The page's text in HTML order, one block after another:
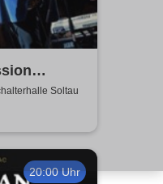
Soltau
20:00 Uhr